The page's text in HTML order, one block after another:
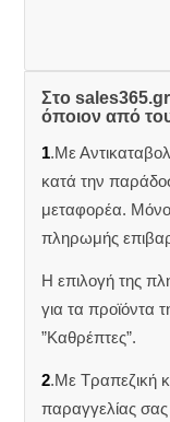
Στο
όποιον από
1.Με
κατά την
μεταφορέα. Μόνο
πληρωμής
Η επιλογή της
για τα προϊόντα
”Καθρέπτες”.
2.Με Τραπεζική
παραγγελίας